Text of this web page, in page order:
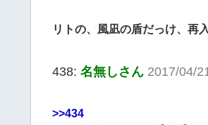
リトの、風凪の盾だっけ、再
438: 名無しさん 2017/04/
>>434